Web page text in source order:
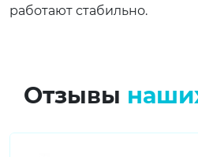
работают стабильно.
Отзывы